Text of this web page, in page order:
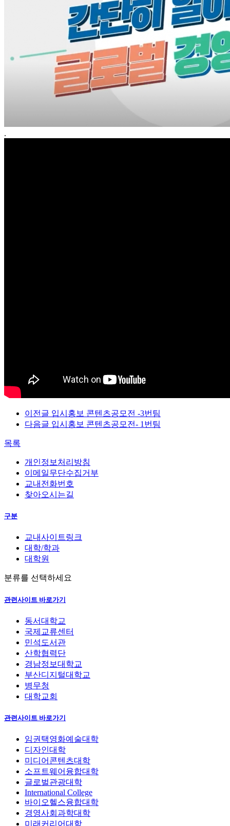
.
이전글 입시홍보 콘텐츠공모전 -3번팀
다음글 입시홍보 콘텐츠공모전- 1번팀
목록
개인정보처리방침
이메일무단수집거부
교내전화번호
찾아오시는길
구분
교내사이트링크
대학/학과
대학원
분류를 선택하세요
관련사이트 바로가기
동서대학교
국제교류센터
민석도서관
산학협력단
경남정보대학교
부산디지털대학교
병무청
대학교회
관련사이트 바로가기
임권택영화예술대학
디자인대학
미디어콘텐츠대학
소프트웨어융합대학
글로벌관광대학
International College
바이오헬스융합대학
경영사회과학대학
미래커리어대학